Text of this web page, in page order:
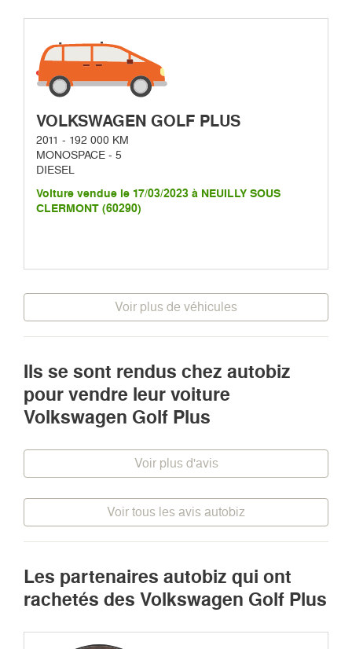
VOLKSWAGEN GOLF PLUS
2011 - 192 000 KM
MONOSPACE - 5
DIESEL
Voiture vendue le 17/03/2023 à NEUILLY SOUS
CLERMONT (60290)
Voir plus de véhicules
Ils se sont rendus chez autobiz
pour vendre leur voiture
Volkswagen Golf Plus
Voir plus d'avis
Voir tous les avis autobiz
Les partenaires autobiz qui ont
rachetés des Volkswagen Golf Plus